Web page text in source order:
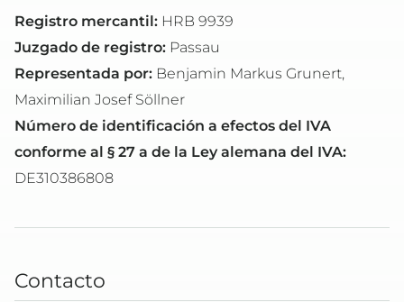
Registro mercantil: HRB 9939
Juzgado de registro: Passau
Representada por: Benjamin Markus Grunert,
Maximilian Josef Söllner
Número de identificación a efectos del IVA
conforme al § 27 a de la Ley alemana del IVA:
DE310386808
Contacto